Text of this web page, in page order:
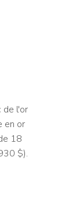
de l'or
en or
18
$).